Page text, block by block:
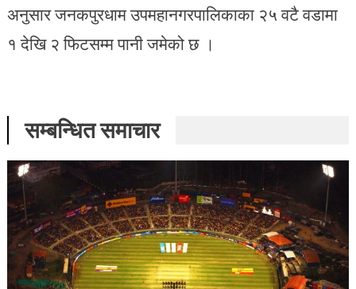
अनुसार जनकपुरधाम उपमहानगरपालिकाका २५ वटै वडामा
१ देखि २ फिटसम्म पानी जमेको छ ।
सम्बन्धित समाचार